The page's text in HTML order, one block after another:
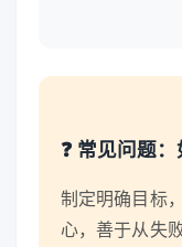
❓ 常见问题
制定明确目标
心，善于从失